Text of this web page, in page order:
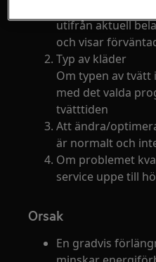
utifrån aktuell
och visar
Typ av kläder
Om typen av
med det valda
tvätttiden
Att ändra/
är normalt och
Om problemet
service uppe till
Orsak
En gradvis